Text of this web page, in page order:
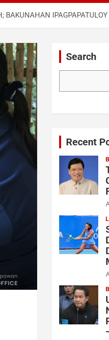
BAKUNAHAN
Search
Recent